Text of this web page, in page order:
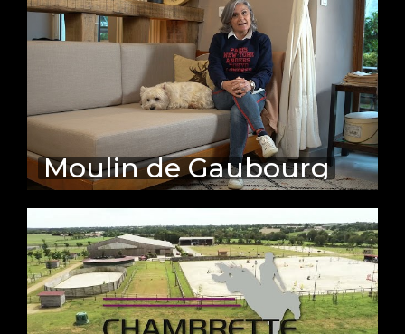
Moulin de Gaubourg